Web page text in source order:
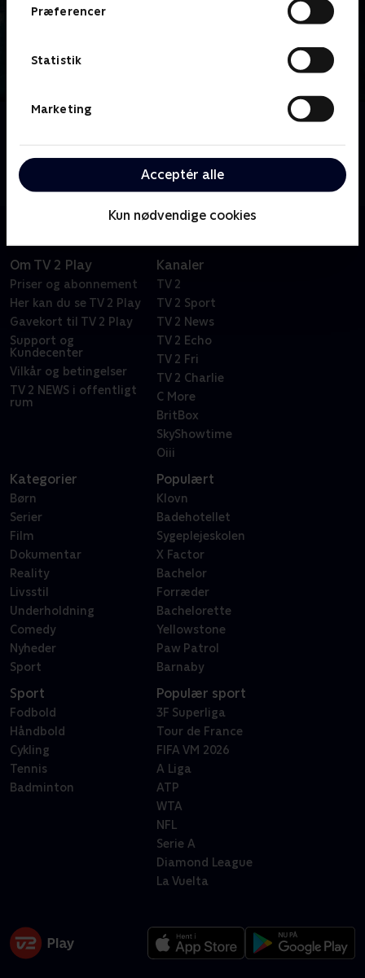
Præferencer
Statistik
Marketing
Acceptér alle
Kun nødvendige cookies
Bishop befinder sig opslugt af en verden af magiske
skabninger og forbudt kærlighed.
Om TV 2 Play
Priser og abonnement
Her kan du se TV 2 Play
Gavekort til TV 2 Play
Support og
Kundecenter
Vilkår og betingelser
TV 2 NEWS i offentligt
rum
Kanaler
TV 2
TV 2 Sport
TV 2 News
TV 2 Echo
TV 2 Fri
TV 2 Charlie
C More
BritBox
SkyShowtime
Oiii
Kategorier
Børn
Serier
Film
Dokumentar
Reality
Livsstil
Underholdning
Comedy
Nyheder
Sport
Populært
Klovn
Badehotellet
Sygeplejeskolen
X Factor
Bachelor
Forræder
Bachelorette
Yellowstone
Paw Patrol
Barnaby
Sport
Fodbold
Håndbold
Cykling
Tennis
Badminton
Populær sport
3F Superliga
Tour de France
FIFA VM 2026
A Liga
ATP
WTA
NFL
Serie A
Diamond League
La Vuelta